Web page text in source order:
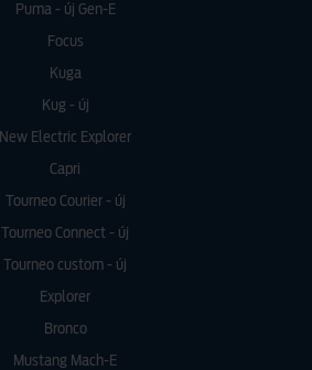
Puma - új Gen-E
Focus
Kuga
Kug - új
New Electric Explorer
Capri
Tourneo Courier - új
Tourneo Connect - új
Tourneo custom - új
Explorer
Bronco
Mustang Mach-E